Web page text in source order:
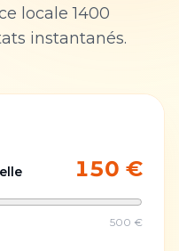
locale1400
instantanés.
150 €
500 €